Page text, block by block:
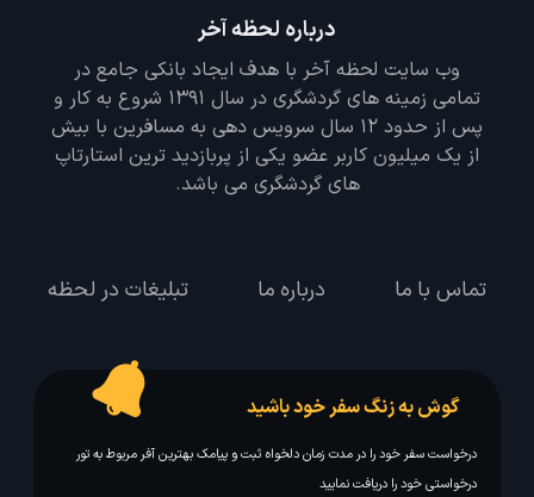
درباره لحظه آخر
وب سایت لحظه آخر با هدف ایجاد بانکی جامع در
تمامی زمینه های گردشگری در سال 1391 شروع به کار و
پس از حدود 12 سال سرویس دهی به مسافرین با بیش
از یک میلیون کاربر عضو یکی از پربازدید ترین استارتاپ
های گردشگری می باشد.
تماس با ما درباره ما تبلیغات در لحظه
گوش به زنگ سفر خود باشید
درخواست سفر خود را در مدت زمان دلخواه ثبت و پیامک بهترین آفر مربوط به تور
درخواستی خود را دریافت نمایید